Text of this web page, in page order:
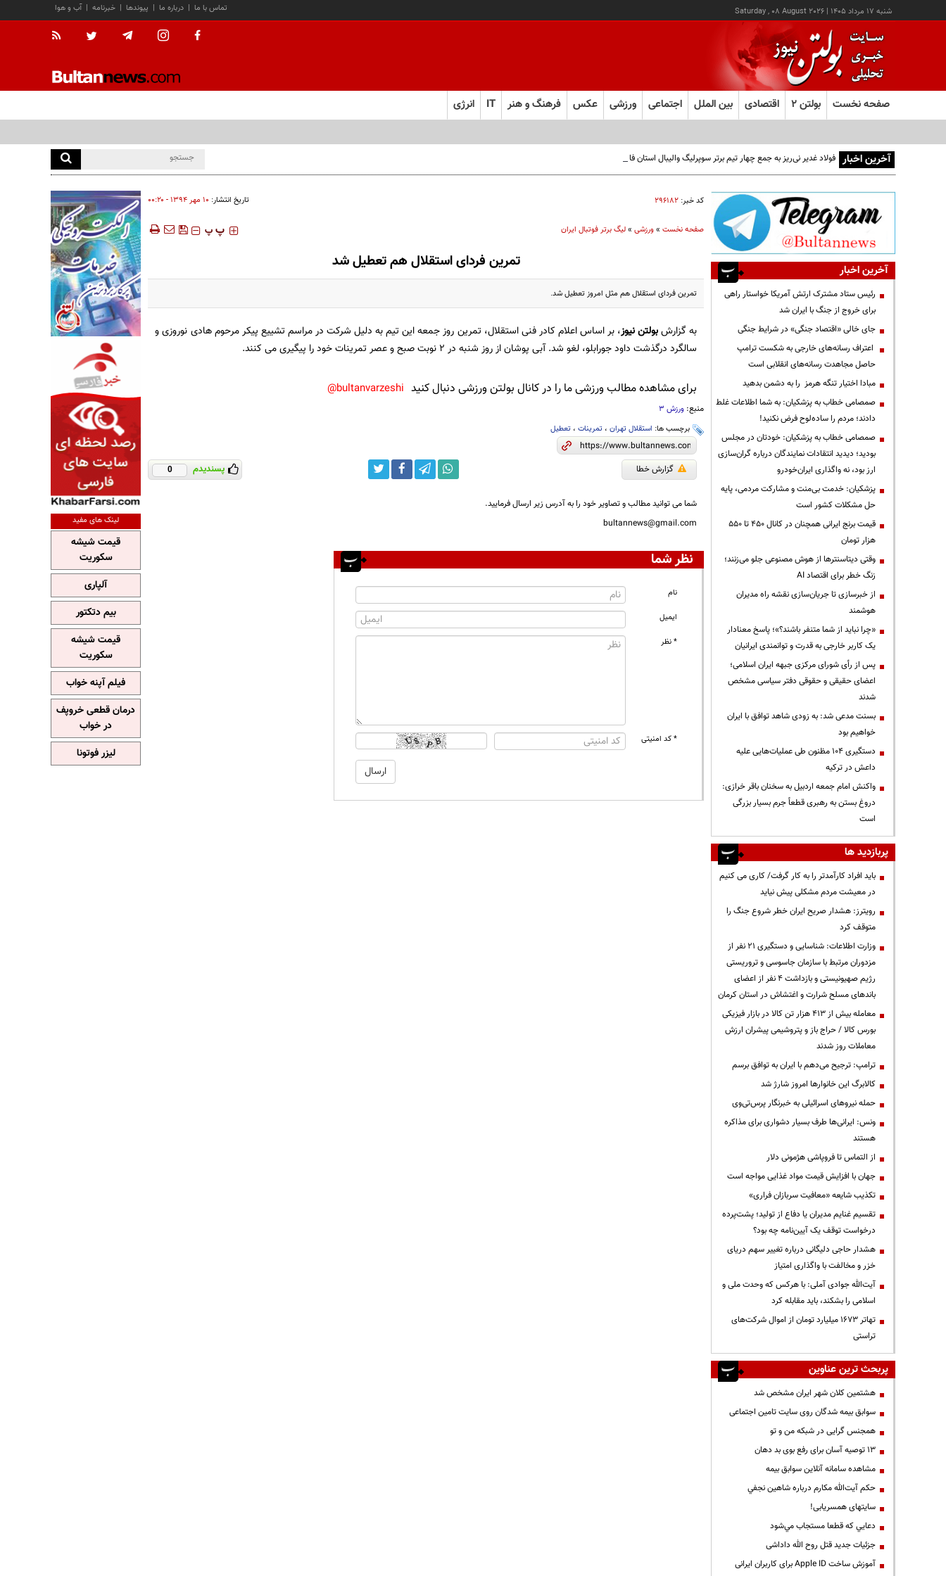
شنبه ۱۷ مرداد ۱۴۰۵ |
Saturday , 08 August 2026 آب و هوا | خبرنامه | پیوندها | درباره ما | تماس با ما
صفحه نخست بولتن ۲ اقتصادی بین الملل اجتماعی ورزشی عکس فرهنگ و هنر IT انرژی
آخرین اخبار فولاد غدیر نی‌ریز به جمع چهار تیم برتر سوپرلیگ والیبال استان فارس صعود کرد
کد خبر: ۲۹۶۱۸۲ تاریخ انتشار: ۱۰ مهر ۱۳۹۴ - ۰۰:۲۰
صفحه نخست»ورزشی»لیگ برتر فوتبال ایران ‍‍‍ پ پ
تمرین فردای استقلال هم تعطیل شد
تمرین فردای استقلال هم مثل امروز تعطیل شد.
به گزارشبولتن نیوز، بر اساس اعلام کادر فنی استقلال، تمرین روز جمعه این تیم به دلیل شرکت در مراسم تشییع پیکر مرحوم هادی نوروزی و
سالگرد درگذشت داود جورابلو، لغو شد. آبی پوشان از روز شنبه در ٢ نوبت صبح و عصر تمرینات خود را پیگیری می کنند.
برای مشاهده مطالب ورزشی ما را در کانال بولتن ورزشی دنبال کنید bultanvarzeshi@
منبع: ورزش 3
برچسب ها: استقلال تهران، تمرینات، تعطیل
گزارش خطا پسندیدم 0
شما می توانید مطالب و تصاویر خود را به آدرس زیر ارسال فرمایید.
bultannews@gmail.com
نظر شما
نام
ایمیل
* نظر
* کد امنیتی
آخرین اخبار
رئیس ستاد مشترک ارتش آمریکا خواستار راهی
برای خروج از جنگ با ایران شد
جای خالی «اقتصاد جنگی» در شرایط جنگی
اعتراف رسانه‌های خارجی به شکست ترامپ
حاصل مجاهدت رسانه‌های انقلابی است
مبادا اختیار تنگه هرمز را به دشمن بدهید
صمصامی خطاب به پزشکیان: به شما اطلاعات غلط
دادند؛ مردم را ساده‌لوح فرض نکنید!
صمصامی خطاب به پزشکیان: خودتان در مجلس
بودید؛ دیدید انتقادات نمایندگان درباره گران‌سازی
ارز بود، نه واگذاری ایران‌خودرو
پزشکیان: خدمت بی‌منت و مشارکت مردمی، پایه
حل مشکلات کشور است
قیمت‌ برنج ایرانی همچنان در کانال ۴۵۰ تا ۵۵۰
هزار تومان
وقتی دیتاسنترها از هوش مصنوعی جلو می‌زنند؛
زنگ خطر برای اقتصاد AI
از خبرسازی تا جریان‌سازی نقشه راه مدیران
هوشمند
«چرا نباید از شما متنفر باشند؟»؛ پاسخ معنادار
یک کاربر خارجی به قدرت و توانمندی ایرانیان
پس از رأی شورای مرکزی جبهه ایران اسلامی؛
اعضای حقیقی و حقوقی دفتر سیاسی مشخص
شدند
بسنت مدعی شد: به زودی شاهد توافق با ایران
خواهیم بود
دستگیری ۱۰۴ مظنون طی عملیات‌هایی علیه
داعش در ترکیه
واکنش امام جمعه اردبیل به سخنان باقر خرازی:
دروغ بستن به رهبری قطعاً جرم بسیار بزرگی
است
پربازدید ها
باید افراد کارآمدتر را به کار گرفت/ کاری می کنیم
در معیشت مردم مشکلی پیش نیاید
رویترز: هشدار صریح ایران خطر شروع جنگ را
متوقف کرد
وزارت اطلاعات: شناسایی و دستگیری ۲۱ نفر از
مزدوران مرتبط با سازمان جاسوسی و تروریستی
رژیم صهیونیستی و بازداشت ۴ نفر از اعضای
باندهای مسلح شرارت و اغتشاش در استان کرمان
معامله بیش از ۴۱۳ هزار تن کالا در بازار فیزیکی
بورس کالا / حراج باز و پتروشیمی پیشران ارزش
معاملات روز شدند
ترامپ: ترجیح می‌دهم با ایران به توافق برسم
کالابرگ این خانوارها امروز شارژ شد
حمله نیروهای اسرائیلی به خبرنگار پرس‌تی‌وی
ونس: ایرانی‌ها طرف بسیار دشواری برای مذاکره
هستند
از التماس تا فروپاشی هژمونی دلار
جهان با افزایش قیمت مواد غذایی مواجه است
تکذیب شایعه «معافیت سربازان فراری»
تقسیم غنایم مدیران یا دفاع از تولید؛ پشت‌پرده
درخواست توقف یک آیین‌نامه چه بود؟
هشدار حاجی دلیگانی درباره تغییر سهم دریای
خزر و مخالفت با واگذاری امتیاز
آیت‌الله جوادی آملی: با هرکس که وحدت ملی و
اسلامی را بشکند، باید مقابله کرد
تهاتر ۱۶۷۳ میلیارد تومان از اموال شرکت‌های
تراستی
پربحث ترین عناوین
هشتمین کلان شهر ایران مشخص شد
سوابق بیمه شدگان روی سایت تامین اجتماعی
همجنس گرایی در شبکه من و تو
13 توصیه آسان برای رفع بوی بد دهان
مشاهده سامانه آنلاين سوابق بیمه
حكم آيت‌الله مكارم درباره شاهين نجفي
سایتهای همسریابی!
دعايي كه قطعا مستجاب مي‌شود
جزئیات جدید قتل روح الله داداشی
آموزش ساخت Apple ID برای کاربران ایرانی
لینک های مفید
قیمت شیشه
سکوریت
آلپاری
بیم دتکتور
قیمت شیشه
سکوریت
فیلم آپنه خواب
درمان قطعی خروپف
در خواب
لیزر فوتونا